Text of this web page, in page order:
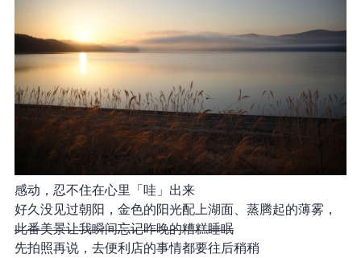
感动，忍不住在心里「哇」出来
好久没见过朝阳，金色的阳光配上湖面、蒸腾起的薄雾，
此番美景让我瞬间忘记昨晚的糟糕睡眠
先拍照再说，去便利店的事情都要往后稍稍